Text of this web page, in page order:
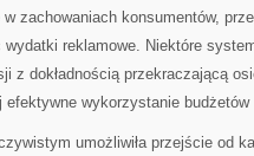
zachowaniach konsumentów,
reklamowe. Niektóre
z dokładnością przekraczającą
efektywne wykorzystanie
umożliwiła przejście od